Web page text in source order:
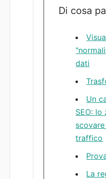
Di cosa
dati
Un
SEO:
traffico
La